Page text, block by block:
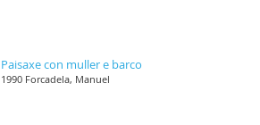
Paisaxe con muller e barco
1990 Forcadela, Manuel